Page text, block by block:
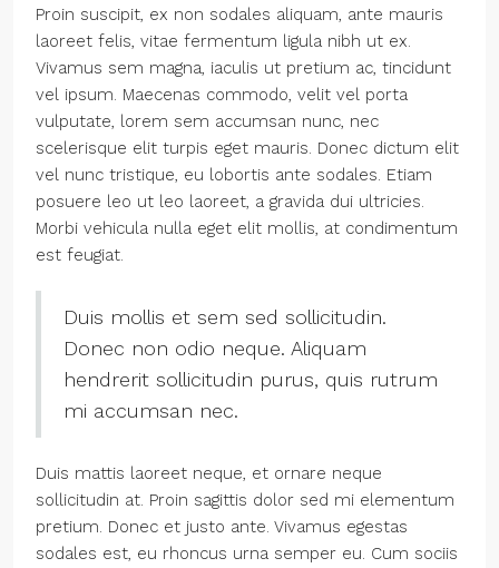
Proin suscipit, ex non sodales aliquam, ante mauris
laoreet felis, vitae fermentum ligula nibh ut ex.
Vivamus sem magna, iaculis ut pretium ac, tincidunt
vel ipsum. Maecenas commodo, velit vel porta
vulputate, lorem sem accumsan nunc, nec
scelerisque elit turpis eget mauris. Donec dictum elit
vel nunc tristique, eu lobortis ante sodales. Etiam
posuere leo ut leo laoreet, a gravida dui ultricies.
Morbi vehicula nulla eget elit mollis, at condimentum
est feugiat.
Duis mollis et sem sed sollicitudin.
Donec non odio neque. Aliquam
hendrerit sollicitudin purus, quis rutrum
mi accumsan nec.
Duis mattis laoreet neque, et ornare neque
sollicitudin at. Proin sagittis dolor sed mi elementum
pretium. Donec et justo ante. Vivamus egestas
sodales est, eu rhoncus urna semper eu. Cum sociis